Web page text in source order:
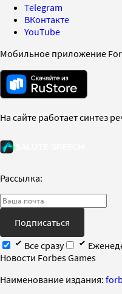
Telegram
ВКонтакте
YouTube
Мобильное приложение
На сайте работает синтез
Рассылка:
Подписаться
Все сразу
Новости Forbes Games
Наименование издания: